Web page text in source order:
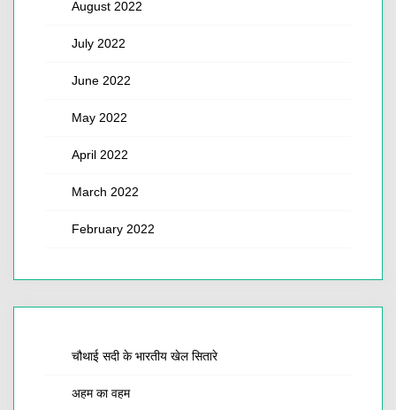
August 2022
July 2022
June 2022
May 2022
April 2022
March 2022
February 2022
चौथाई सदी के भारतीय खेल सितारे
अहम का वहम